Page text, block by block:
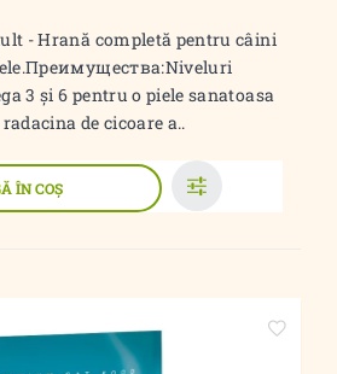
- Hrană completă pentru câini
3 și 6 pentru o piele sanatoasa
de cicoare a..
ÎN COŞ